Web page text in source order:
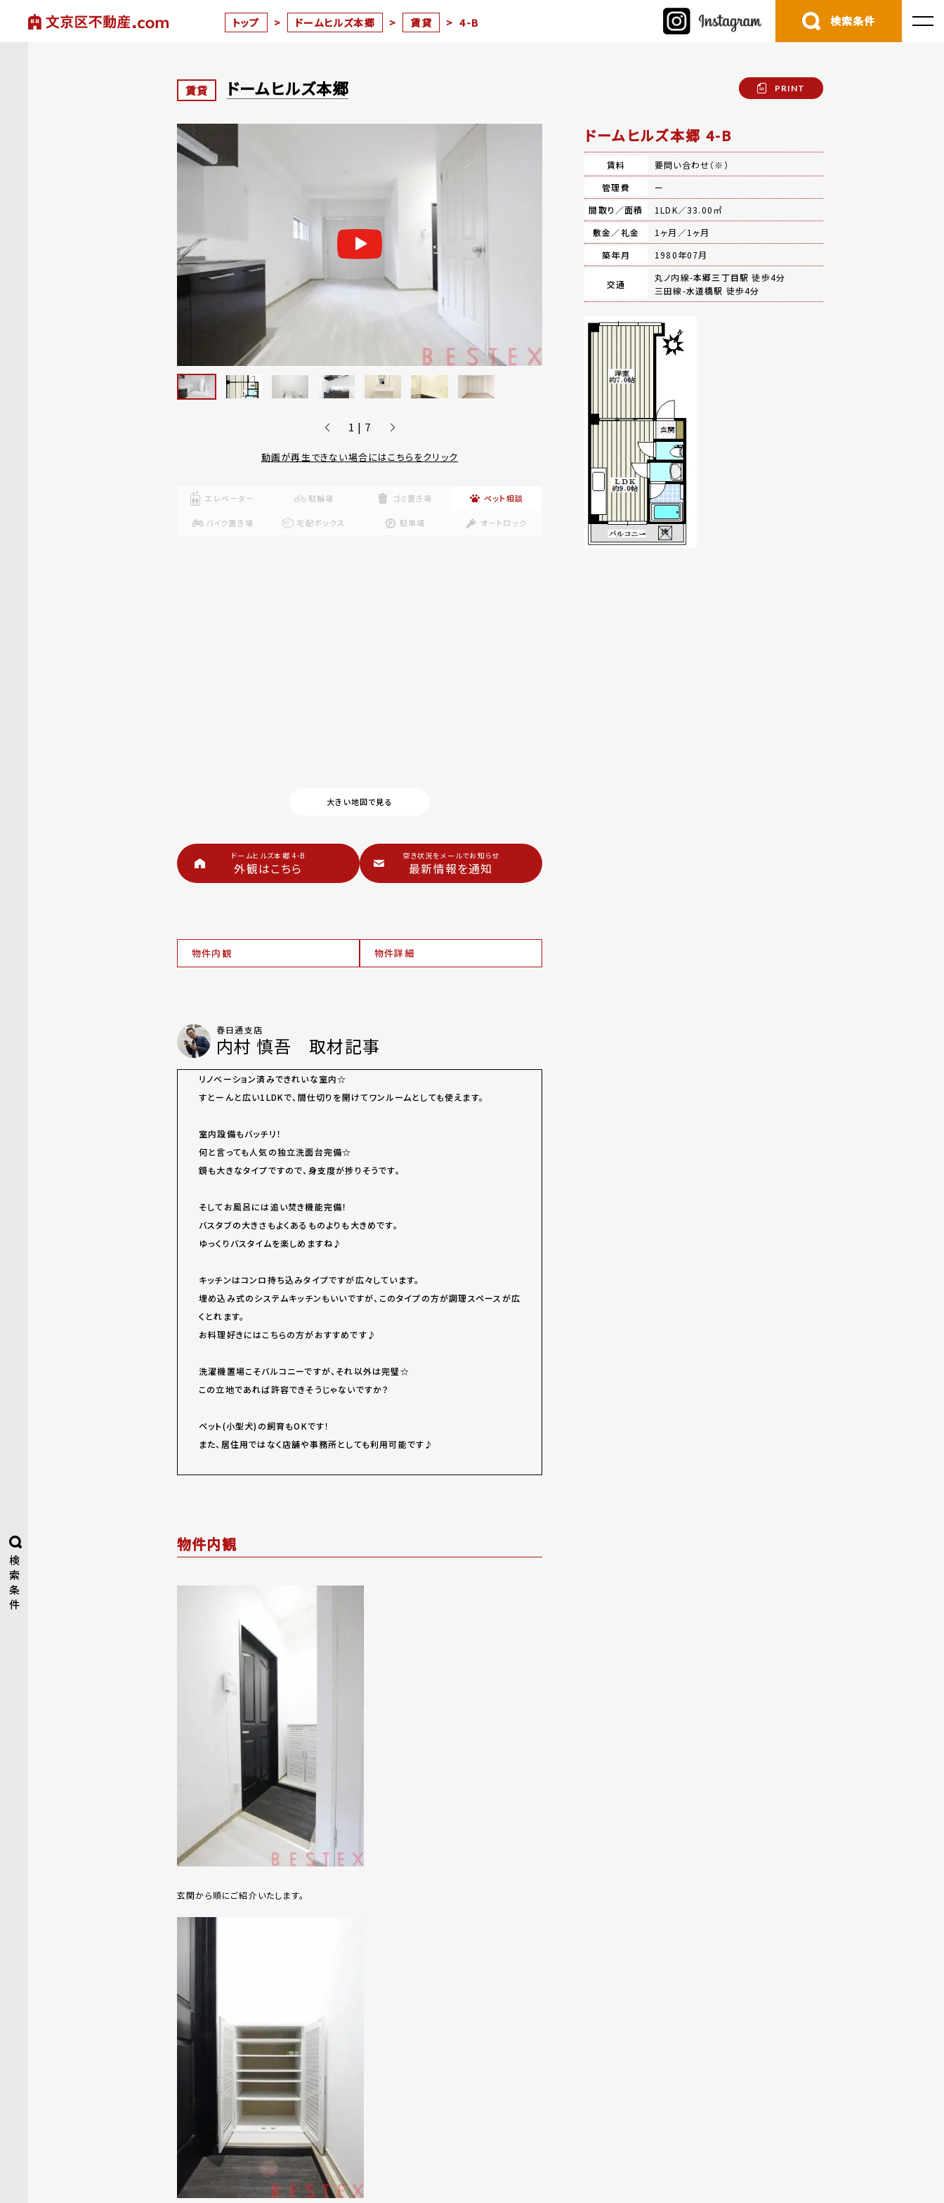
トップ > ドームヒルズ本郷 > 賃貸 > 4-B 検索条件
検
索
条
件
賃貸 ドームヒルズ本郷 PRINT
1 | 7
動画が再生できない場合にはこちらをクリック
エレベーター 駐輪場 ゴミ置き場 ペット相談
バイク置き場 宅配ボックス 駐車場 オートロック
大きい地図で見る
ドームヒルズ本郷 4-B
外観はこちら
空き状況をメールでお知らせ
最新情報を通知
物件内観 物件詳細
春日通支店
内村 慎吾 取材記事
リノベーション済みできれいな室内☆
すとーんと広い1LDKで、間仕切りを開けてワンルームとしても使えます。
室内設備もバッチリ！
何と言っても人気の独立洗面台完備☆
鏡も大きなタイプですので、身支度が捗りそうです。
そしてお風呂には追い焚き機能完備！
バスタブの大きさもよくあるものよりも大きめです。
ゆっくりバスタイムを楽しめますね♪
キッチンはコンロ持ち込みタイプですが広々しています。
埋め込み式のシステムキッチンもいいですが、このタイプの方が調理スペースが広
くとれます。
お料理好きにはこちらの方がおすすめです♪
洗濯機置場こそバルコニーですが、それ以外は完璧☆
この立地であれば許容できそうじゃないですか？
ペット(小型犬)の飼育もOKです！
また、居住用ではなく店舗や事務所としても利用可能です♪
物件内観
玄関から順にご紹介いたします。
ドームヒルズ本郷 4-B
賃料
要問い合わせ（※）
管理費
ー
間取り／面積
1LDK／33.00㎡
敷金／礼金
1ヶ月／1ヶ月
築年月
1980年07月
交通
丸ノ内線-本郷三丁目駅 徒歩4分
三田線-水道橋駅 徒歩4分